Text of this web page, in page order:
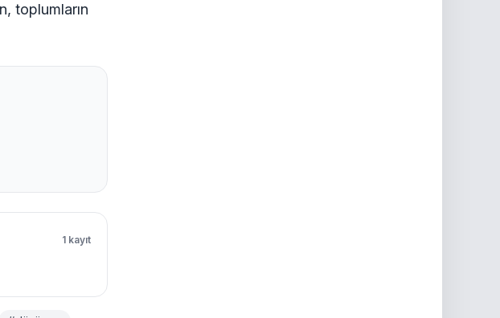
toplumların
1 kayıt